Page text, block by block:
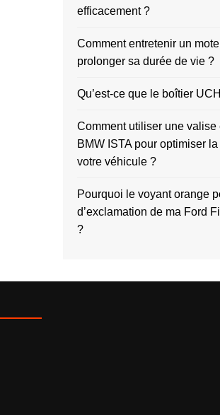
efficacement ?
Comment entretenir un
prolonger sa durée de vie ?
Qu’est-ce que le boîtier
Comment utiliser une valise
BMW ISTA pour optimiser
votre véhicule ?
Pourquoi le voyant orange
d’exclamation de ma Ford
?